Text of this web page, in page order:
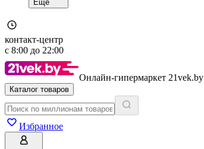
Еще
контакт-центр
с 8:00 до 22:00
Онлайн-гипермаркет 21vek.by
Каталог товаров
Избранное